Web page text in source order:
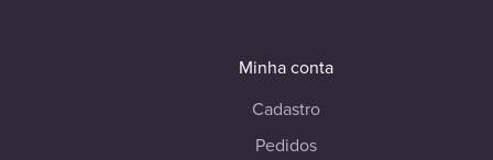
Minha conta
Cadastro
Pedidos